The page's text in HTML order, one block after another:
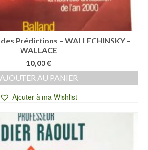
Prédictions – WALLECHINSKY –
WALLACE
10,00€
AJOUTER AU PANIER
Ajouter à ma Wishlist